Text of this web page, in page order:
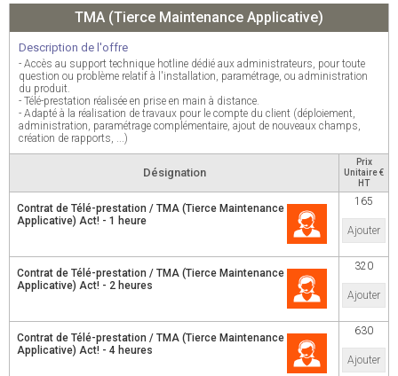
TMA (Tierce Maintenance Applicative)
Description de l'offre
- Accès au support technique hotline dédié aux administrateurs, pour toute
question ou problème relatif à l'installation, paramétrage, ou administration
du produit.
- Télé-prestation réalisée en prise en main à distance.
- Adapté à la réalisation de travaux pour le compte du client (déploiement,
administration, paramétrage complémentaire, ajout de nouveaux champs,
création de rapports, ...)
Désignation
Prix
Unitaire €
HT
Contrat de Télé-prestation / TMA (Tierce Maintenance
Applicative) Act! - 1 heure
165
Ajouter
Contrat de Télé-prestation / TMA (Tierce Maintenance
Applicative) Act! - 2 heures
320
Ajouter
Contrat de Télé-prestation / TMA (Tierce Maintenance
Applicative) Act! - 4 heures
630
Ajouter